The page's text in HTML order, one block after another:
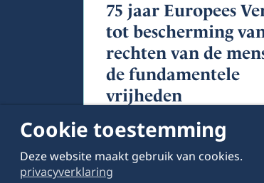
75 jaar Europees
tot bescherming
rechten van de
de fundamentele
vrijheden
Cookie toestemming
Deze website maakt gebruik van cookies.
privacyverklaring